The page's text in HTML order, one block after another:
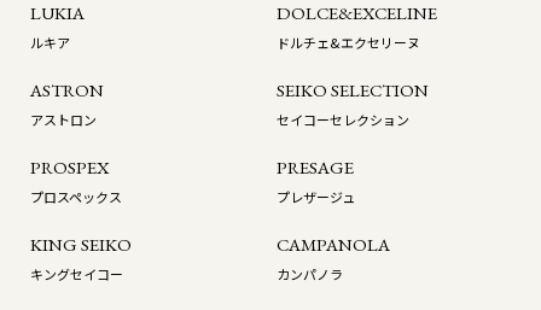
LUKIA
ルキア
DOLCE&EXCELINE
ドルチェ&エクセリーヌ
ASTRON
アストロン
SEIKO SELECTION
セイコーセレクション
PROSPEX
プロスペックス
PRESAGE
プレザージュ
KING SEIKO
キングセイコー
CAMPANOLA
カンパノラ